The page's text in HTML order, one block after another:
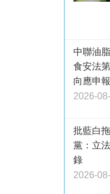
中聯油
食安法
向應申報
2026-
批藍白
黨：立
錄
2026-